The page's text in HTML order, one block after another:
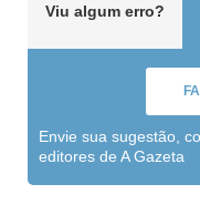
Viu algum erro?
Envie sua sugestão,
editores de A Gazeta